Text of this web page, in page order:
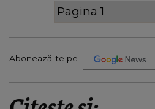
Abonează-te pe